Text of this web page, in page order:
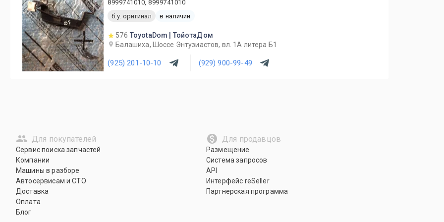
8999741010, 8999741010
б.у. оригинал
в наличии
576 ToyotaDom | ТойотаДом
Балашиха, Шоссе Энтузиастов, вл. 1А литера Б1
(925) 201-10-10 (929) 900-99-49
Для покупателей
Сервис поиска запчастей
Компании
Машины в разборе
Автосервисам и СТО
Доставка
Оплата
Блог
Для продавцов
Размещение
Система запросов
API
Интерфейс reSeller
Партнерская программа